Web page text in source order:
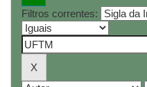
Filtros correntes: